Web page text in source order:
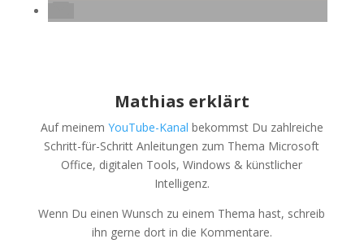
Mathias erklärt
Auf meinem YouTube-Kanal bekommst Du zahlreiche
Schritt-für-Schritt Anleitungen zum Thema Microsoft
Office, digitalen Tools, Windows & künstlicher
Intelligenz.
Wenn Du einen Wunsch zu einem Thema hast, schreib
ihn gerne dort in die Kommentare.